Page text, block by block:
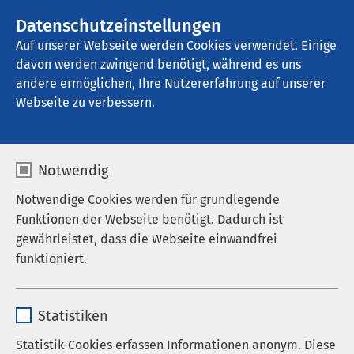
Datenschutzeinstellungen
Auf unserer Webseite werden Cookies verwendet. Einige
davon werden zwingend benötigt, während es uns
andere ermöglichen, Ihre Nutzererfahrung auf unserer
Webseite zu verbessern.
Notwendig
Notwendige Cookies werden für grundlegende
Funktionen der Webseite benötigt. Dadurch ist
gewährleistet, dass die Webseite einwandfrei
funktioniert.
Anbieter sgalinski
Statistiken
Statistik-Cookies erfassen Informationen anonym. Diese
Hans-Ralfs-Haus für Kunst und Kultur
Hans Ralfs - Biografie
Das Hans-Ralfs-Haus für Kunst und Kultur ist nach
dem schleswig-holsteinischen Maler und Grafiker
lange Zeit vergessene Künstler hat 17 Jahre lang
(1925 bis 1942) in der Fachklinik Neustadt gelebt